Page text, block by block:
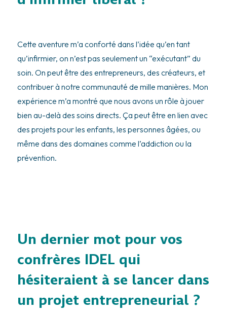
Cette aventure m’a conforté dans l’idée qu’en tant
qu’infirmier, on n’est pas seulement un “exécutant” du
soin. On peut être des entrepreneurs, des créateurs, et
contribuer à notre communauté de mille manières. Mon
expérience m’a montré que nous avons un rôle à jouer
bien au-delà des soins directs. Ça peut être en lien avec
des projets pour les enfants, les personnes âgées, ou
même dans des domaines comme l’addiction ou la
prévention.
Un dernier mot pour vos
confrères IDEL qui
hésiteraient à se lancer dans
un projet entrepreneurial ?